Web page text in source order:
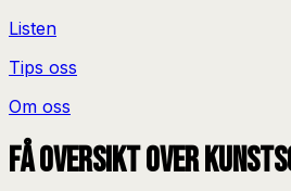
Listen
Tips oss
Om oss
Få oversikt over